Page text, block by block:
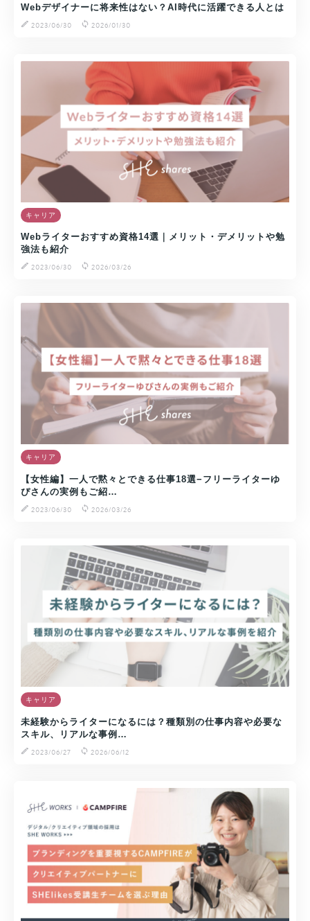
Webデザイナーに将来性はない？AI時代に活躍できる人とは
2023/06/30
2026/01/30
キャリア
Webライターおすすめ資格14選｜メリット・デメリットや勉
強法も紹介
2023/06/30
2026/03/26
キャリア
【女性編】一人で黙々とできる仕事18選−フリーライターゆ
ぴさんの実例もご紹…
2023/06/30
2026/03/26
キャリア
未経験からライターになるには？種類別の仕事内容や必要な
スキル、リアルな事例…
2023/06/27
2026/06/12